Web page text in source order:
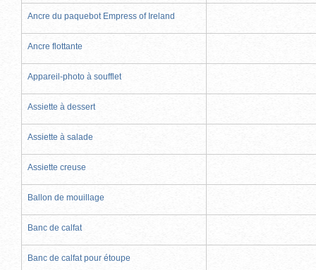
Ancre du paquebot Empress of Ireland
Ancre flottante
Appareil-photo à soufflet
Assiette à dessert
Assiette à salade
Assiette creuse
Ballon de mouillage
Banc de calfat
Banc de calfat pour étoupe